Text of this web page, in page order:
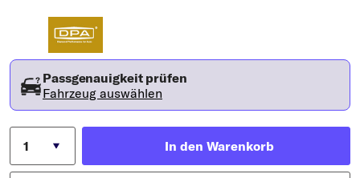
Passgenauigkeit prüfen
Fahrzeug auswählen
In den Warenkorb